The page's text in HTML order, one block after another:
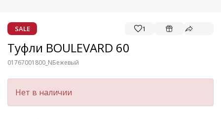
SALE 1
Туфли BOULEVARD 60
01767001800_NБежевый
Нет в наличии